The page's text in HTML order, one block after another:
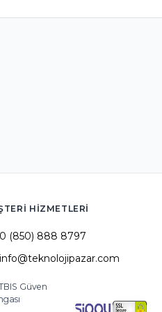
HIZMETLERI
0 (850) 888 8797
info@teknolojipazar.com